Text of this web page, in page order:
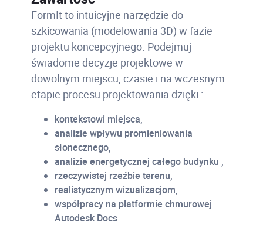
FormIt to intuicyjne narzędzie do
szkicowania (modelowania 3D) w fazie
projektu koncepcyjnego. Podejmuj
świadome decyzje projektowe w
dowolnym miejscu, czasie i na wczesnym
etapie procesu projektowania dzięki :
kontekstowi miejsca,
analizie wpływu promieniowania
słonecznego,
analizie energetycznej całego budynku ,
rzeczywistej rzeźbie terenu,
realistycznym wizualizacjom,
współpracy na platformie chmurowej
Autodesk Docs